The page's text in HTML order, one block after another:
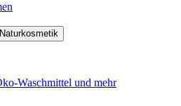
Waschmittel und mehr